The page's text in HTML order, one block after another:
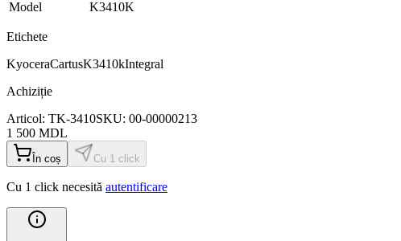
Model K3410K
Etichete
KyoceraCartusK3410kIntegral
Achiziție
Articol: TK-3410SKU: 00-00000213
1 500 MDL
În coș Cu 1 click
Cu 1 click necesită autentificare